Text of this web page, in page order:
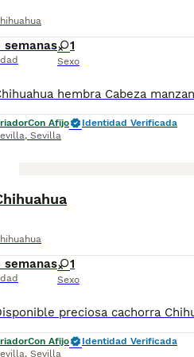
semanas 1
Sexo
Con Afijo
Identidad Verificada
, Sevilla
semanas 1
Sexo
Con Afijo
Identidad Verificada
, Sevilla